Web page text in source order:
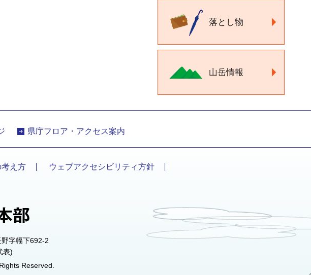
落とし物
山岳情報
県庁フロア・アクセス案内
え方 ウェブアクセシビリティ方針
字幅下692-2
表)
Reserved.